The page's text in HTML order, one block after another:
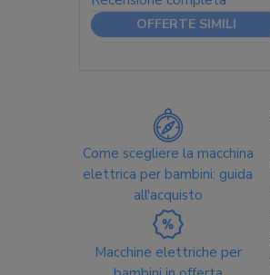
OFFERTE SIMILI
Come scegliere la macchina
elettrica per bambini: guida
all'acquisto
Macchine elettriche per